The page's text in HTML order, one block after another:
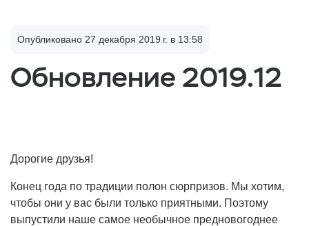
Опубликовано 27 декабря 2019 г. в 13:58
Обновление 2019.12
Дорогие друзья!
Конец года по традиции полон сюрпризов. Мы хотим,
чтобы они у вас были только приятными. Поэтому
выпустили наше самое необычное предновогоднее